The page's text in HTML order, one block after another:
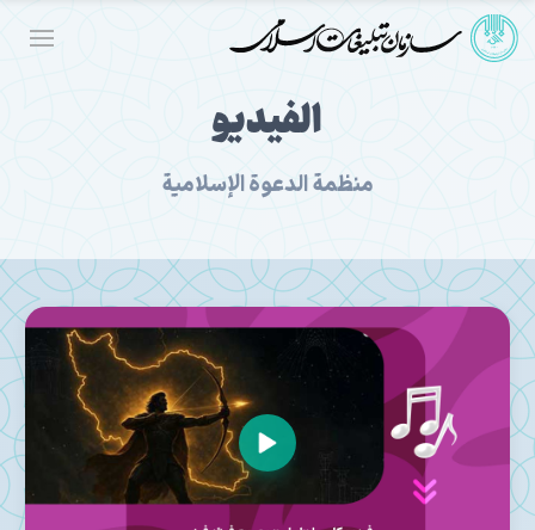
الفيديو
منظمة الدعوة الإسلامية